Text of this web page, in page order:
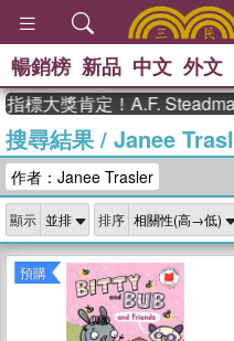
熱
、
獎
登
偉
暢銷榜 新品 中文 外文
獎肯定！A.F. Steadman 獲
搜尋結果/ Janee
作者：Janee Trasler
顯示 排序
預購